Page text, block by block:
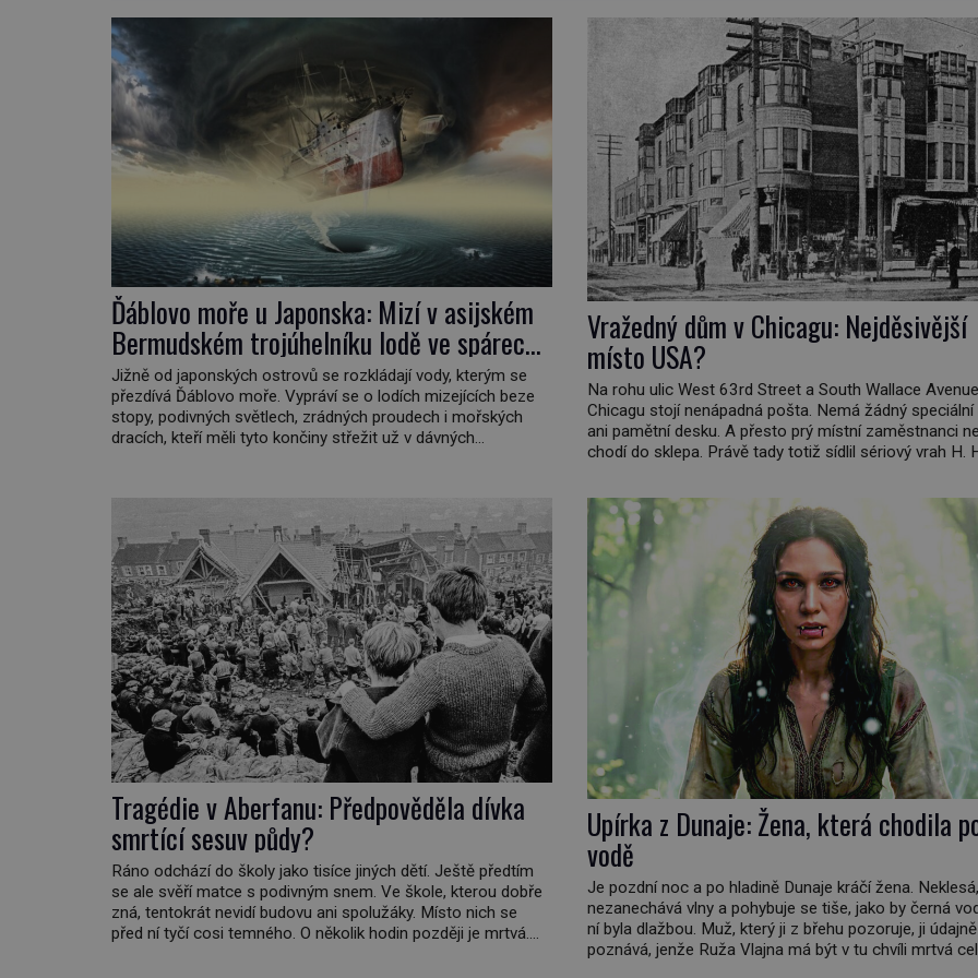
Ďáblovo moře u Japonska: Mizí v asijském
Bermudském trojúhelníku lodě ve spárech
neznámé síly?
Jižně od japonských ostrovů se rozkládají vody, kterým se
přezdívá Ďáblovo moře. Vypráví se o lodích mizejících beze
stopy, podivných světlech, zrádných proudech i mořských
dracích, kteří měli tyto končiny střežit už v dávných
proměnila v jednu z nejpůsobivějších námořních záhad? […]
Vražedný dům v Chicagu: Nejděsivější
místo USA?
Na rohu ulic West 63rd Street a South Wallace
Chicagu stojí nenápadná pošta. Nemá žádný speciální
ani pamětní desku. A přesto prý místní zaměstnanci
chodí do sklepa. Právě tady totiž sídlil sériový vrah H.
americké kriminalistiky. Herman Webster Mudgett
1896) přijíždí […]
Tragédie v Aberfanu: Předpověděla dívka
smrtící sesuv půdy?
Ráno odchází do školy jako tisíce jiných dětí. Ještě předtím
se ale svěří matce s podivným snem. Ve škole, kterou dobře
zná, tentokrát nevidí budovu ani spolužáky. Místo nich se
před ní tyčí cosi temného. O několik hodin později je mrtvá.
Upírka z Dunaje: Žena, která chodila
vodě
Je pozdní noc a po hladině Dunaje kráčí žena. Neklesá,
nezanechává vlny a pohybuje se tiše, jako by černá
ní byla dlažbou. Muž, který ji z břehu pozoruje, ji údajně
poznává, jenže Ruža Vlajna má být v tu chvíli mrtvá